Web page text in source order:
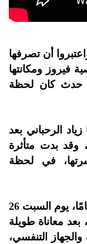
العزاء باحترام
أن تصرفها
فيروز ومكانتها
حدث كان لحظة
الرحباني بعد
وقد بدت متأثرة
في لحظة
وتوفي زياد الرحباني عن عمر ناهز 69 عامًا، يوم السبت 26
بعد معاناة طويلة
التنفسي،